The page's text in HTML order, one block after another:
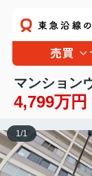
売買
マンション
4,799万円
1 /1